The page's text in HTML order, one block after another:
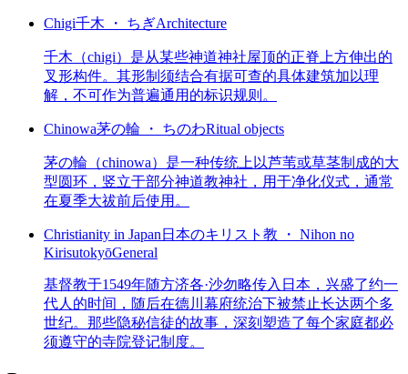
Chigi千木 ・ ちぎArchitecture
千木（chigi）是从某些神道神社屋顶的正脊上方伸出的
叉形构件。其形制须结合有据可查的具体建筑加以理
解，不可作为普遍通用的标识规则。
Chinowa茅の輪 ・ ちのわRitual objects
茅の輪（chinowa）是一种传统上以芦苇或草茎制成的大
型圆环，竖立于部分神道教神社，用于净化仪式，通常
在夏季大祓前后使用。
Christianity in Japan 日本のキリスト教 ・ Nihon no
KirisutokyōGeneral
基督教于1549年随方济各·沙勿略传入日本，兴盛了约一
代人的时间，随后在德川幕府统治下被禁止长达两个多
世纪。那些隐秘信徒的故事，深刻塑造了每个家庭都必
须遵守的寺院登记制度。